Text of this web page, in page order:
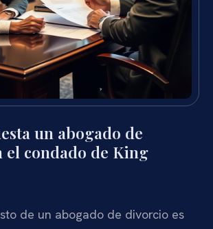
un abogado de
condado de King
de un abogado de divorcio es